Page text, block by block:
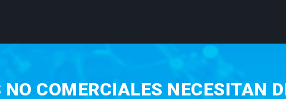
COMERCIALES NECESITAN